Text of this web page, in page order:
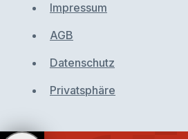
Impressum
AGB
Datenschutz
Privatsphäre